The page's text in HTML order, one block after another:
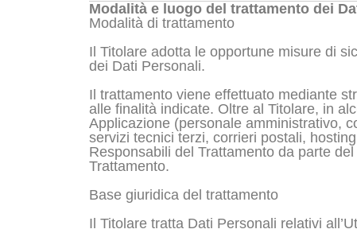
Modalità e luogo del trattamento dei
Modalità di trattamento
Il Titolare adotta le opportune misure di
dei Dati Personali.
Il trattamento viene effettuato mediante
alle finalità indicate. Oltre al Titolare, in
Applicazione (personale amministrativo,
servizi tecnici terzi, corrieri postali,
Responsabili del Trattamento da parte
Trattamento.
Base giuridica del trattamento
Il Titolare tratta Dati Personali relativi